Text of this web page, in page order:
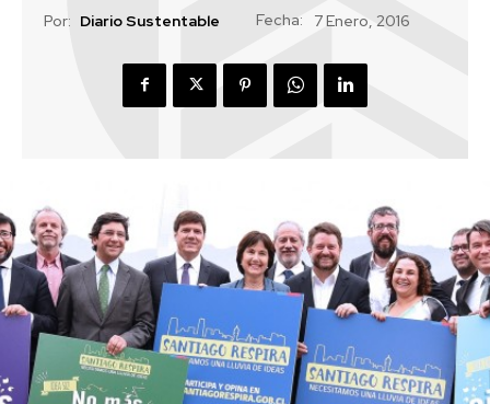
Por: Diario Sustentable Fecha: 7 Enero, 2016